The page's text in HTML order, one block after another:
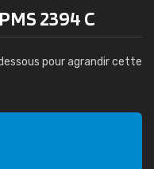
2394 C
pour agrandir cette